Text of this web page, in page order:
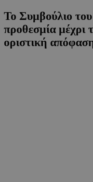
Το Συμβούλιο
προθεσμία μέχρι
οριστική